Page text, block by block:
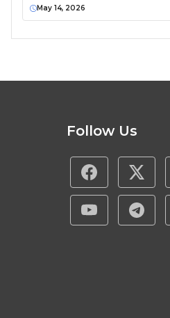
May 14, 2026
Follow Us